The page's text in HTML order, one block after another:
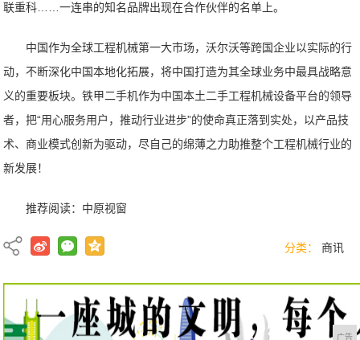
联重科……一连串的知名品牌出现在合作伙伴的名单上。
中国作为全球工程机械第一大市场，沃尔沃等跨国企业以实际的行
动，不断深化中国本地化拓展，将中国打造为其全球业务中最具战略意
义的重要板块。铁甲二手机作为中国本土二手工程机械设备平台的领导
者，把“用心服务用户，推动行业进步”的使命真正落到实处，以产品技
术、商业模式创新为驱动，尽自己的绵薄之力助推整个工程机械行业的
新发展！
推荐阅读： 中原视窗
分类： 商讯
广告